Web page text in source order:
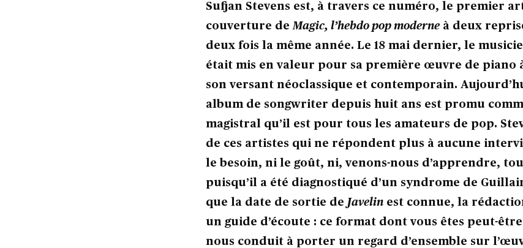
Sufjan Stevens est, à travers ce numéro, le premier
couverture de Magic, l’hebdo pop moderneà deux
deux fois la même année. Le 18 mai dernier, le
était mis en valeur pour sa première œuvre de piano
son versant néoclassique et contemporain.
album de songwriter depuis huit ans est promu
magistral qu’il est pour tous les amateurs de pop.
de ces artistes qui ne répondent plus à aucune
le besoin, ni le goût, ni, venons-nous d’apprendre,
puisqu’il a été diagnostiqué d’un syndrome de
que la date de sortie de Javelinest connue, la
un guide d’écoute : ce format dont vous êtes peut-
nous conduit à porter un regard d’ensemble sur